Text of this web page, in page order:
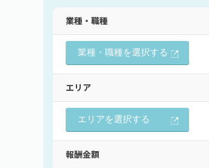
業種・職種
業種・職種を選択する
エリア
エリアを選択する
報酬金額